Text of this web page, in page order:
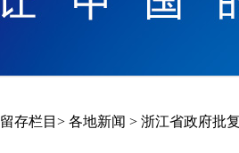
留存栏目 > 各地新闻 > 浙江省政府批